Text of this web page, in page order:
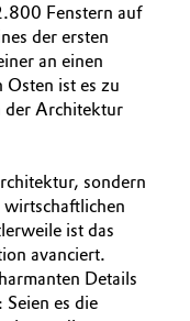
Fenstern auf
der ersten
an einen
Osten ist es zu
der Architektur
sondern
wirtschaftlichen
ist das
avanciert.
Details
es die